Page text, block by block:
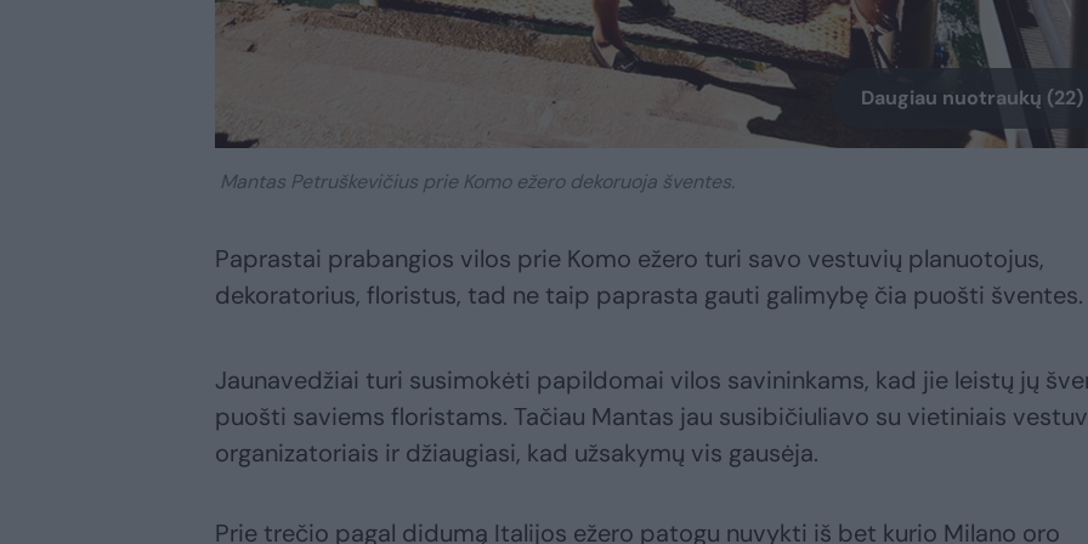
Daugiau nuotraukų (22)
Mantas Petruškevičius prie Komo ežero dekoruoja šventes.
Paprastai prabangios vilos prie Komo ežero turi savo vestuvių planuotojus,
dekoratorius, floristus, tad ne taip paprasta gauti galimybę čia puošti šventes.
Jaunavedžiai turi susimokėti papildomai vilos savininkams, kad jie leistų jų
puošti saviems floristams. Tačiau Mantas jau susibičiuliavo su vietiniais
organizatoriais ir džiaugiasi, kad užsakymų vis gausėja.
Prie trečio pagal didumą Italijos ežero patogu nuvykti iš bet kurio Milano oro